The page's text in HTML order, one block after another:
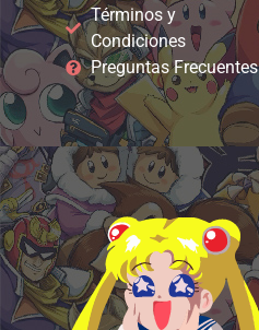
Términos y
Condiciones
Preguntas Frecuentes